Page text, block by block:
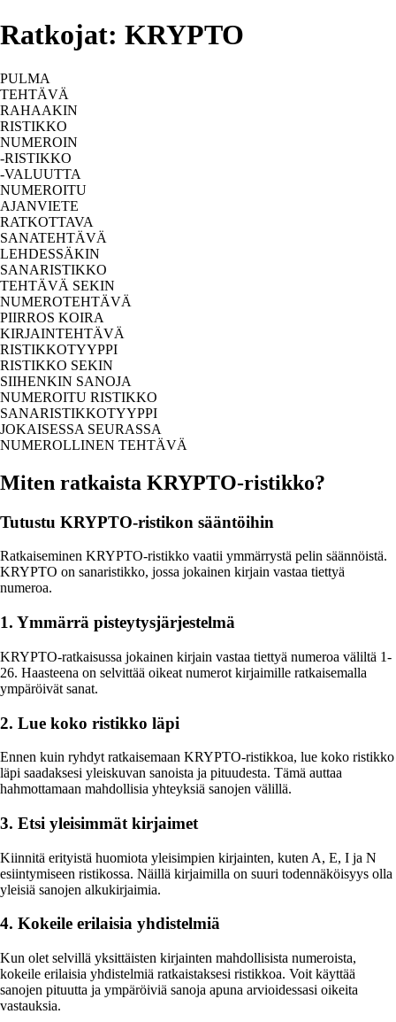
Ratkojat: KRYPTO
PULMA
TEHTÄVÄ
RAHAAKIN
RISTIKKO
NUMEROIN
-RISTIKKO
-VALUUTTA
NUMEROITU
AJANVIETE
RATKOTTAVA
SANATEHTÄVÄ
LEHDESSÄKIN
SANARISTIKKO
TEHTÄVÄ SEKIN
NUMEROTEHTÄVÄ
PIIRROS KOIRA
KIRJAINTEHTÄVÄ
RISTIKKOTYYPPI
RISTIKKO SEKIN
SIIHENKIN SANOJA
NUMEROITU RISTIKKO
SANARISTIKKOTYYPPI
JOKAISESSA SEURASSA
NUMEROLLINEN TEHTÄVÄ
Miten ratkaista KRYPTO-ristikko?
Tutustu KRYPTO-ristikon sääntöihin
Ratkaiseminen KRYPTO-ristikko vaatii ymmärrystä pelin säännöistä.
KRYPTO on sanaristikko, jossa jokainen kirjain vastaa tiettyä
numeroa.
1. Ymmärrä pisteytysjärjestelmä
KRYPTO-ratkaisussa jokainen kirjain vastaa tiettyä numeroa väliltä 1-
26. Haasteena on selvittää oikeat numerot kirjaimille ratkaisemalla
ympäröivät sanat.
2. Lue koko ristikko läpi
Ennen kuin ryhdyt ratkaisemaan KRYPTO-ristikkoa, lue koko ristikko
läpi saadaksesi yleiskuvan sanoista ja pituudesta. Tämä auttaa
hahmottamaan mahdollisia yhteyksiä sanojen välillä.
3. Etsi yleisimmät kirjaimet
Kiinnitä erityistä huomiota yleisimpien kirjainten, kuten A, E, I ja N
esiintymiseen ristikossa. Näillä kirjaimilla on suuri todennäköisyys olla
yleisiä sanojen alkukirjaimia.
4. Kokeile erilaisia yhdistelmiä
Kun olet selvillä yksittäisten kirjainten mahdollisista numeroista,
kokeile erilaisia yhdistelmiä ratkaistaksesi ristikkoa. Voit käyttää
sanojen pituutta ja ympäröiviä sanoja apuna arvioidessasi oikeita
vastauksia.